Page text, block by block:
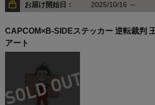
お届け開始日： 2025/10/16 ～
CAPCOM×B-SIDEステッカー 逆転裁判
アート